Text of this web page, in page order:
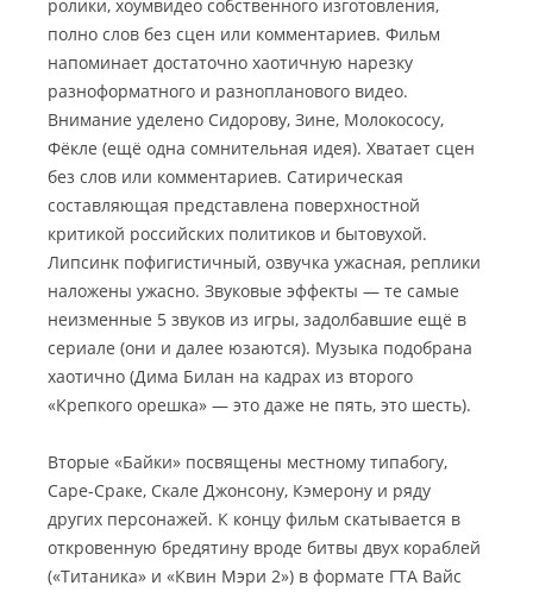
ролики, хоумвидео собственного изготовления,
полно слов без сцен или комментариев. Фильм
напоминает достаточно хаотичную нарезку
разноформатного и разнопланового видео.
Внимание уделено Сидорову, Зине, Молокососу,
Фёкле (ещё одна сомнительная идея). Хватает сцен
без слов или комментариев. Сатирическая
составляющая представлена поверхностной
критикой российских политиков и бытовухой.
Липсинк пофигистичный, озвучка ужасная, реплики
наложены ужасно. Звуковые эффекты — те самые
неизменные 5 звуков из игры, задолбавшие ещё в
сериале (они и далее юзаются). Музыка подобрана
хаотично (Дима Билан на кадрах из второго
«Крепкого орешка» — это даже не пять, это шесть).
Вторые «Байки» посвящены местному типабогу,
Саре-Сраке, Скале Джонсону, Кэмерону и ряду
других персонажей. К концу фильм скатывается в
откровенную бредятину вроде битвы двух кораблей
(«Титаника» и «Квин Мэри 2») в формате ГТА Вайс